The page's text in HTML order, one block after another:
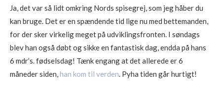
Ja, det var så lidt omkring Nords spisegrej, som jeg håber du
kan bruge. Det er en spændende tid lige nu med bettemanden,
for der sker virkelig meget på udviklingsfronten. I søndags
blev han også døbt og sikke en fantastisk dag, endda på hans
6 mdr’s. fødselsdag! Tænk engang at det allerede er 6
måneder siden,han kom til verden. Pyha tiden går hurtigt!